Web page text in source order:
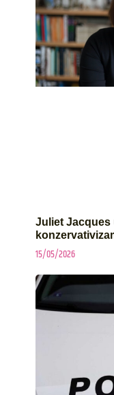
Juliet Jacques
15/05/2026